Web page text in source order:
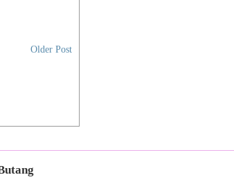
Older Post